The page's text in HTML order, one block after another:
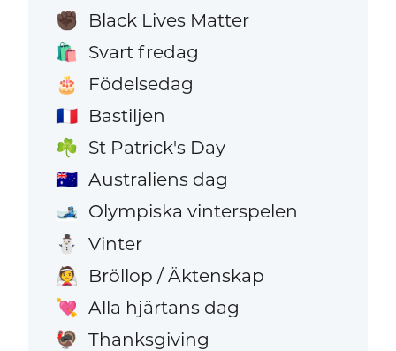
✊🏿 Black Lives Matter
🛍️ Svart fredag
🎂 Födelsedag
🇫🇷 Bastiljen
☘️ St Patrick's Day
🇦🇺 Australiens dag
🎿 Olympiska vinterspelen
⛄ Vinter
👰 Bröllop / Äktenskap
💘 Alla hjärtans dag
🦃 Thanksgiving